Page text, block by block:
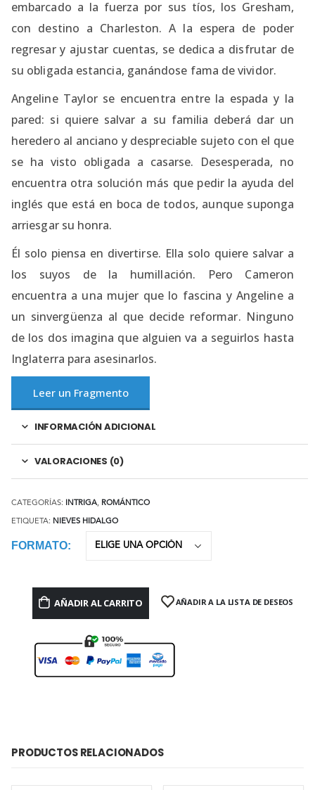
embarcado a la fuerza por sus tíos, los Gresham,
con destino a Charleston. A la espera de poder
regresar y ajustar cuentas, se dedica a disfrutar de
su obligada estancia, ganándose fama de vividor.
Angeline Taylor se encuentra entre la espada y la
pared: si quiere salvar a su familia deberá dar un
heredero al anciano y despreciable sujeto con el que
se ha visto obligada a casarse. Desesperada, no
encuentra otra solución más que pedir la ayuda del
inglés que está en boca de todos, aunque suponga
arriesgar su honra.
Él solo piensa en divertirse. Ella solo quiere salvar a
los suyos de la humillación. Pero Cameron
encuentra a una mujer que lo fascina y Angeline a
un sinvergüenza al que decide reformar. Ninguno
de los dos imagina que alguien va a seguirlos hasta
Inglaterra para asesinarlos.
Leer un Fragmento
INFORMACIÓN ADICIONAL
VALORACIONES (0)
CATEGORÍAS: INTRIGA, ROMÁNTICO
ETIQUETA: NIEVES HIDALGO
FORMATO
AÑADIR AL CARRITO AÑADIR A LA LISTA DE DESEOS
PRODUCTOS RELACIONADOS